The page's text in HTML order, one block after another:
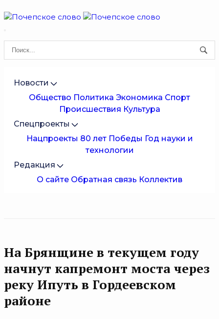
Новости
Общество Политика Экономика Спорт
Происшествия Культура
Спецпроекты
Нацпроекты 80 лет Победы Год науки и
технологии
Редакция
О сайте Обратная связь Коллектив
На Брянщине в текущем году
начнут капремонт моста через
реку Ипуть в Гордеевском
районе